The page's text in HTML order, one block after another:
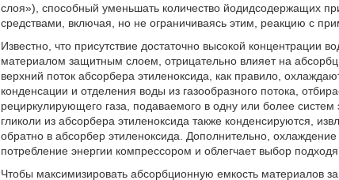
слоя»), способный уменьшать количество йодидсодержащих
средствами, включая, но не ограничиваясь этим, реакцию с
Известно, что присутствие достаточно высокой концентрации
материалом защитным слоем, отрицательно влияет на
верхний поток абсорбера этиленоксида, как правило,
конденсации и отделения воды из газообразного потока,
рециркулирующего газа, подаваемого в одну или более
гликоли из абсорбера этиленоксида также конденсируются,
обратно в абсорбер этиленоксида. Дополнительно,
потребление энергии компрессором и облегчает выбор
Чтобы максимизировать абсорбционную емкость материалов